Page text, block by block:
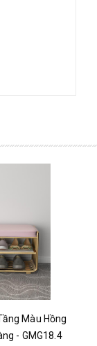
Màu Hồng
- GMG18.4